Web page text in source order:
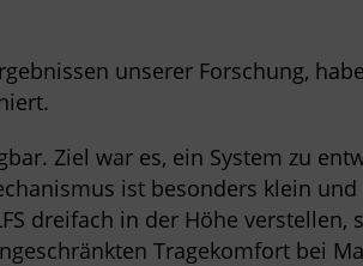
unserer Forschung,
Ziel war es, ein System zu
ist besonders klein
dreifach in der Höhe
Tragekomfort bei